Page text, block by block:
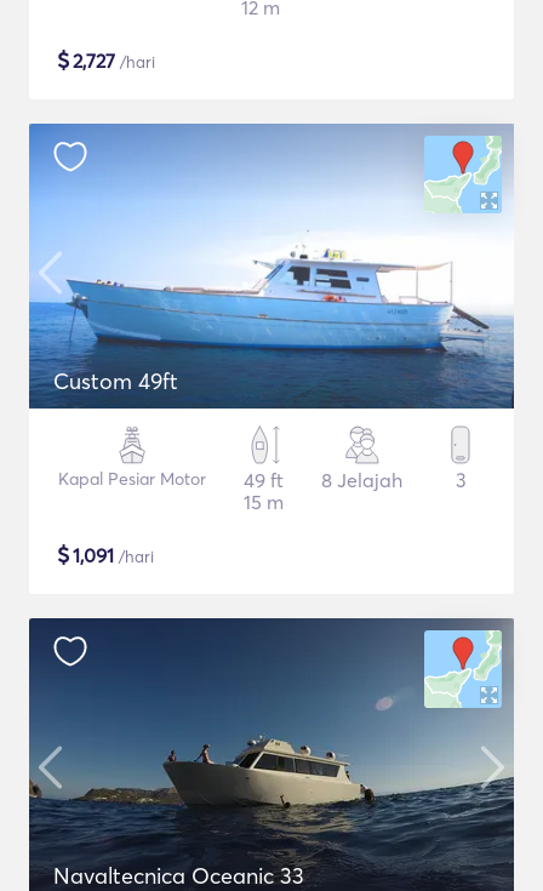
12 m
$2,727 /hari
Custom 49ft
Kapal Pesiar Motor
49 ft
15 m
8 Jelajah 3
$1,091 /hari
Navaltecnica Oceanic 33